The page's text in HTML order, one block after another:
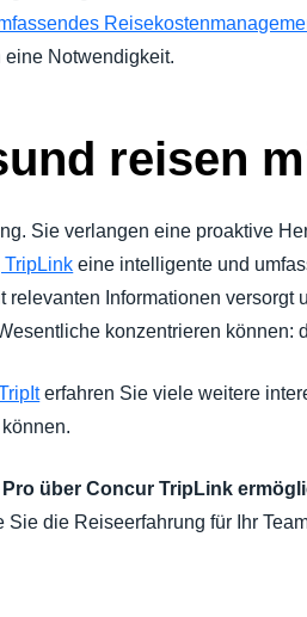
eine Notwendigkeit.
reisen
Sie verlangen eine proaktive
TripLink eine intelligente und
Informationen
konzentrieren können:
erfahren Sie viele weitere
über Concur TripLink
Sie die Reiseerfahrung für Ihr